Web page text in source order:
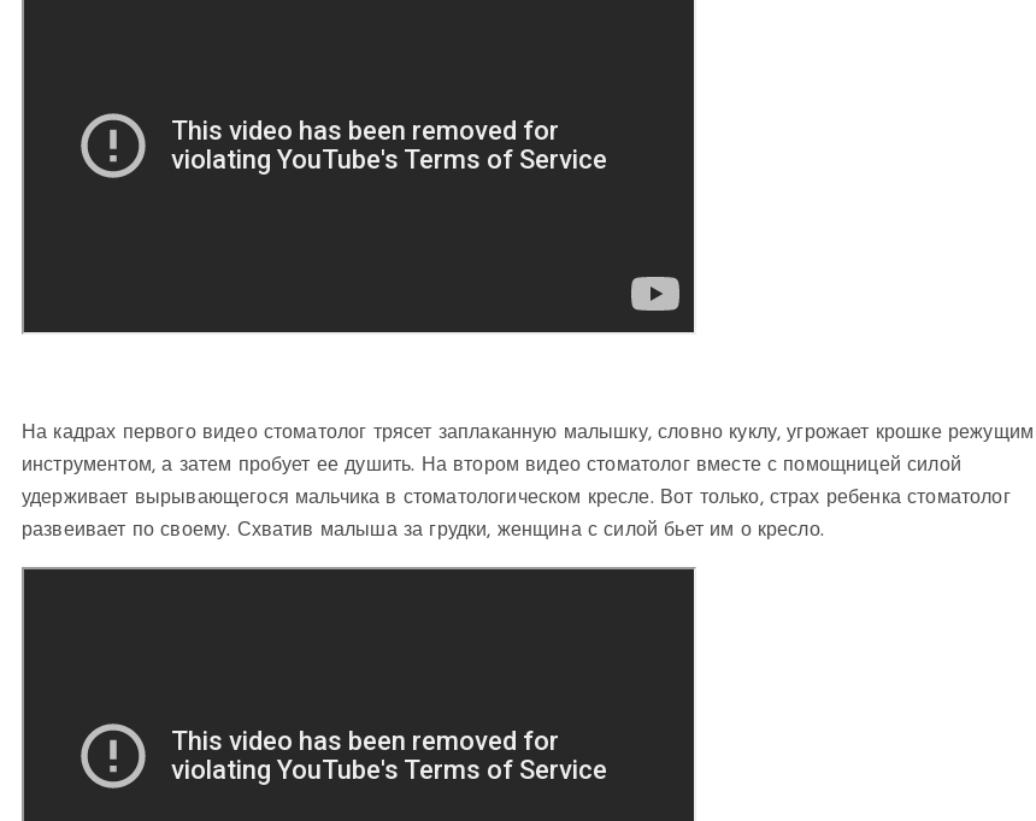
На кадрах первого видео стоматолог трясет заплаканную малышку, словно куклу, угрожает крошке режущим
инструментом, а затем пробует ее душить. На втором видео стоматолог вместе с помощницей силой
удерживает вырывающегося мальчика в стоматологическом кресле. Вот только, страх ребенка стоматолог
развеивает по своему. Схватив малыша за грудки, женщина с силой бьет им о кресло.